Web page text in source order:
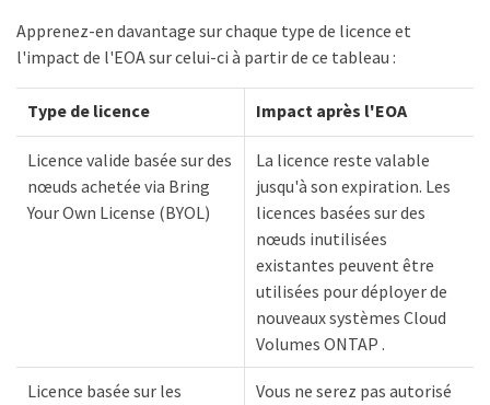
Apprenez-en davantage sur chaque type de licence et
l'impact de l'EOA sur celui-ci à partir de ce tableau :
Type de licence Impact après l'EOA
Licence valide basée sur des
nœuds achetée via Bring
Your Own License (BYOL)
La licence reste valable
jusqu'à son expiration. Les
licences basées sur des
nœuds inutilisées
existantes peuvent être
utilisées pour déployer de
nouveaux systèmes Cloud
Volumes ONTAP .
Licence basée sur les
Vous ne serez pas autorisé